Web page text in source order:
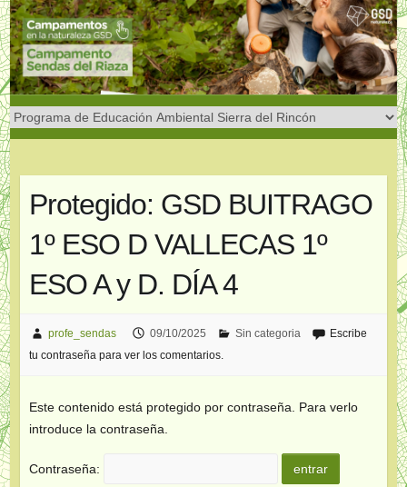
Saltar
al
contenido
Protegido: GSD BUITRAGO
1º ESO D VALLECAS 1º
ESO A y D. DÍA 4
profe_sendas 09/10/2025 Sin categoria
Escribe
tu contraseña para ver los comentarios.
Este contenido está protegido por contraseña. Para verlo
introduce la contraseña.
Contraseña: